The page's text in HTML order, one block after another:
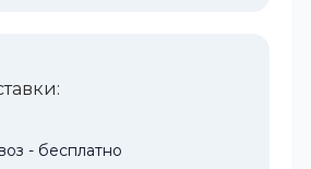
- бесплатно